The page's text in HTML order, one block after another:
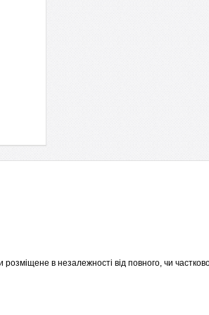
в незалежності від повного, чи